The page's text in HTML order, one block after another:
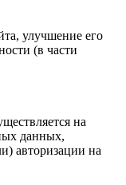
улучшение его
(в части
на
данных,
авторизации на